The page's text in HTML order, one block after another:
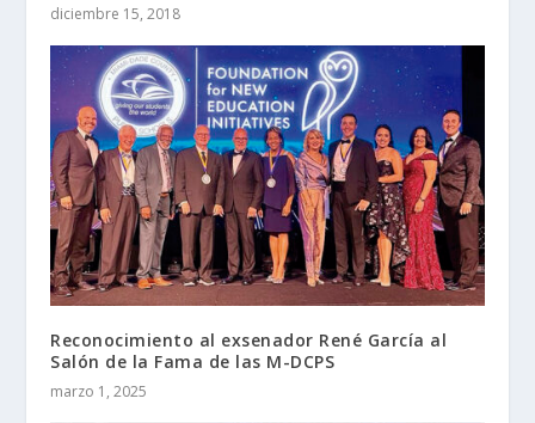
diciembre 15, 2018
Reconocimiento al exsenador René García al
Salón de la Fama de las M-DCPS
marzo 1, 2025